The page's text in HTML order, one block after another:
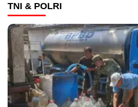
TNI & POLRI